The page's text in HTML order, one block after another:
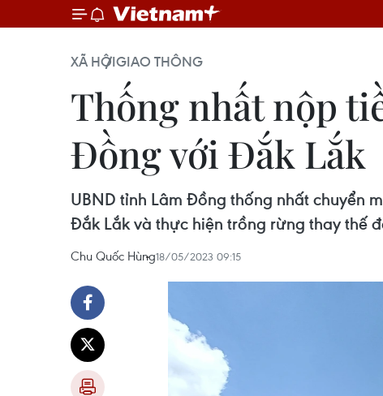
XÃ HỘIGIAO THÔNG
Thống nhất nộp
Đồng với Đắk Lắk
UBND tỉnh Lâm Đồng thống nhất chuyển
Đắk Lắk và thực hiện trồng rừng thay thế
Chu Quốc Hùng18/05/2023 09:15